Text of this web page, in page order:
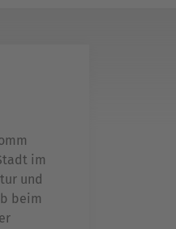
im
und
beim